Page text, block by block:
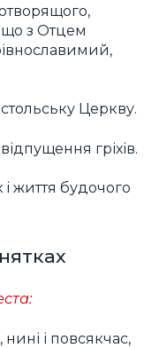
що з Отцем
Церкву.
гріхів.
життя будочого
і повсякчас,